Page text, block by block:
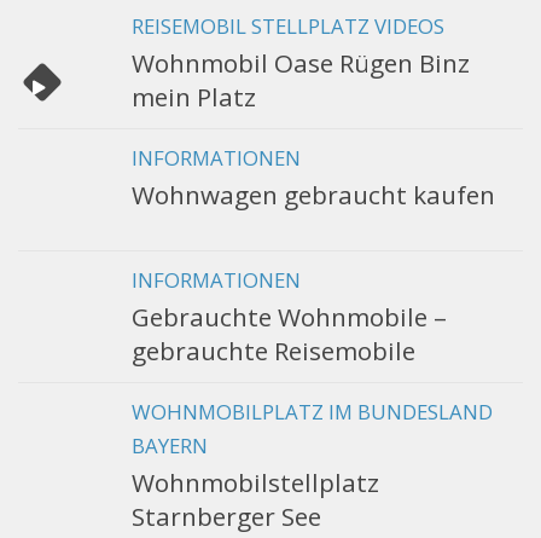
REISEMOBIL STELLPLATZ VIDEOS
Wohnmobil Oase Rügen Binz
mein Platz
INFORMATIONEN
Wohnwagen gebraucht kaufen
INFORMATIONEN
Gebrauchte Wohnmobile –
gebrauchte Reisemobile
WOHNMOBILPLATZ IM BUNDESLAND
BAYERN
Wohnmobilstellplatz
Starnberger See